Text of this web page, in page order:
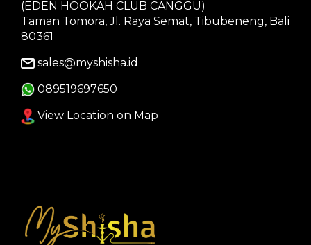
(EDEN HOOKAH CLUB CANGGU)
Taman Tomora, Jl. Raya Semat, Tibubeneng, Bali
80361
sales@myshisha.id
089519697650
View Location on Map